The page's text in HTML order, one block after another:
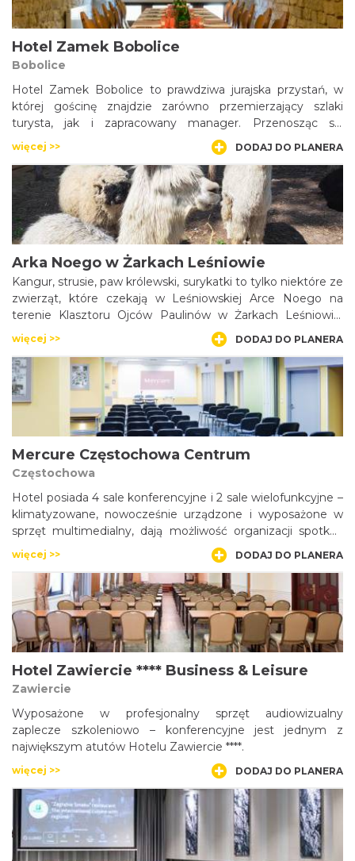
Hotel Zamek Bobolice
Bobolice
Hotel Zamek Bobolice to prawdziwa jurajska przystań, w
której gościnę znajdzie zarówno przemierzający szlaki
turysta, jak i zapracowany manager. Przenosząc się
myślami w dawne czasy nie trzeba jednak rezygnować z
telefonu, telewizji czy internetu, które znajdują się na
wyposażeniu każdego pokoju. W hotelu można także
zorganizować konferencje.
więcej >> DODAJ DO PLANERA
Arka Noego w Żarkach Leśniowie
Kangur, strusie, paw królewski, surykatki to tylko niektóre ze
zwierząt, które czekają w Leśniowskiej Arce Noego na
terenie Klasztoru Ojców Paulinów w Żarkach Leśniowie.
Ojcowie paulini rozbudowali zwierzyniec i sprawują opiekę
nie tylko nad alpakami, kozami i owieczkami, które są od
opieką leśniowskich braci.
więcej >> DODAJ DO PLANERA
Mercure Częstochowa Centrum
Częstochowa
Hotel posiada 4 sale konferencyjne i 2 sale wielofunkcyjne –
klimatyzowane, nowocześnie urządzone i wyposażone w
sprzęt multimedialny, dają możliwość organizacji spotkań
nawet dla 120 uczestników.
więcej >> DODAJ DO PLANERA
Hotel Zawiercie **** Business & Leisure
Zawiercie
Wyposażone w profesjonalny sprzęt audiowizualny
zaplecze szkoleniowo – konferencyjne jest jednym z
największym atutów Hotelu Zawiercie ****.
więcej >> DODAJ DO PLANERA